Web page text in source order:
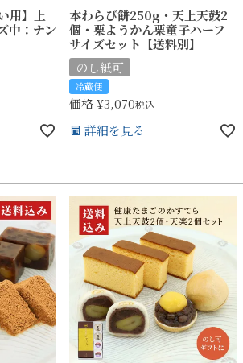
用】上
中：ナン
本わらび餅250g・天上天鼓2
個・栗ようかん栗童子ハーフ
サイズセット【送料別】
のし紙可
冷蔵便
価格¥3,070税込
詳細を見る